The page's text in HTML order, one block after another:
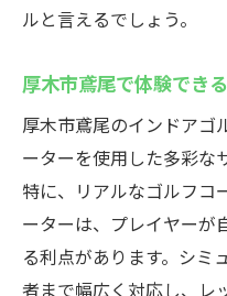
ルと言えるでしょう。
厚木市鳶尾で体験でき
厚木市鳶尾のインドアゴ
ーターを使用した多彩な
特に、リアルなゴルフコ
ーターは、プレイヤーが
る利点があります。シミ
者まで幅広く対応し、レ